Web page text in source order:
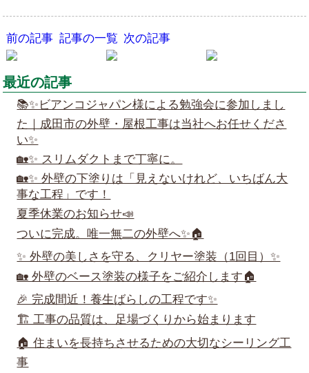
前の記事 記事の一覧 次の記事
最近の記事
📚✨ビアンコジャパン様による勉強会に参加しまし
た｜成田市の外壁・屋根工事は当社へお任せくださ
い✨
🏡✨ スリムダクトまで丁寧に。
🏡✨ 外壁の下塗りは「見えないけれど、いちばん大
事な工程」です！
夏季休業のお知らせ📣
ついに完成。唯一無二の外壁へ✨🏠
✨ 外壁の美しさを守る、クリヤー塗装（1回目）✨
🏡 外壁のベース塗装の様子をご紹介します🏠
🎉 完成間近！養生ばらしの工程です✨
🏗️ 工事の品質は、足場づくりから始まります
🏠 住まいを長持ちさせるための大切なシーリング工
事